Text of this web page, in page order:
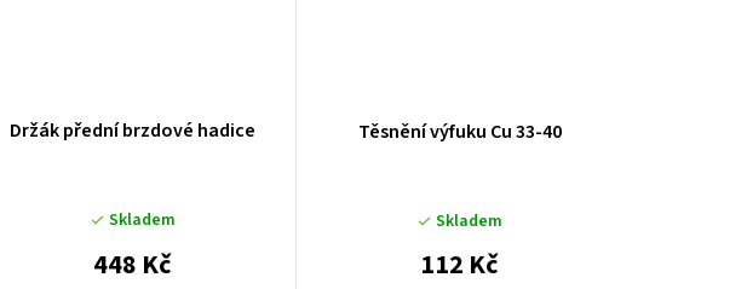
Držák přední brzdové hadice
Skladem
448 Kč
Těsnění výfuku Cu 33-40
Skladem
112 Kč